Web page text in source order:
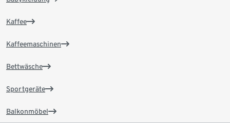
Kaffee
Kaffeemaschinen
Bettwäsche
Sportgeräte
Balkonmöbel